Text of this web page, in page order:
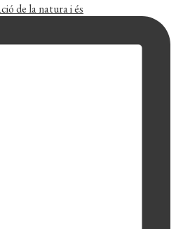
de la natura i és